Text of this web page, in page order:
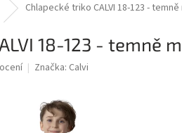
Chlapecké triko CALVI 18-123 -
18-123 - temně
Značka: Calvi